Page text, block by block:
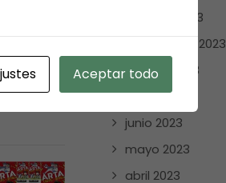
octubre 2023
septiembre 2023
agosto 2023
julio 2023
junio 2023
mayo 2023
abril 2023
Aceptar todo